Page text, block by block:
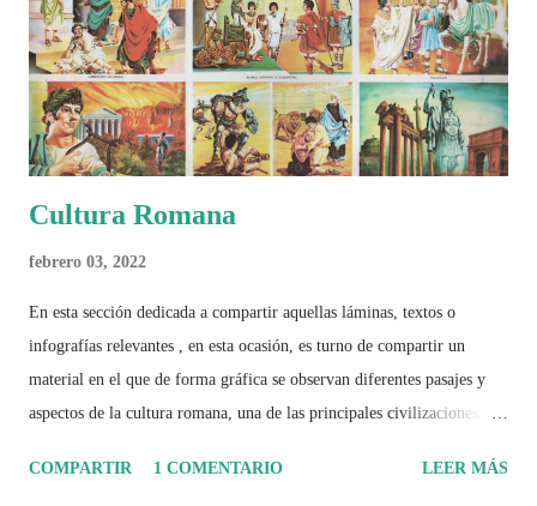
el papel del fútbol como reflejo de nuestras sociedades . Son 230
páginas de análisis, ilustraciones originales y ...
Cultura Romana
febrero 03, 2022
En esta sección dedicada a compartir aquellas láminas, textos o
infografías relevantes , en esta ocasión, es turno de compartir un
material en el que de forma gráfica se observan diferentes pasajes y
aspectos de la cultura romana, una de las principales civilizaciones que
COMPARTIR
1 COMENTARIO LEER MÁS